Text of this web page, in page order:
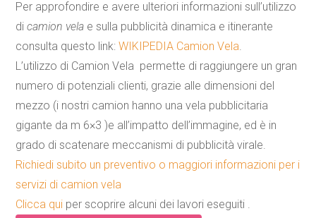
Per approfondire e avere ulteriori informazioni sull’utilizzo
di camion vela e sulla pubblicità dinamica e itinerante
consulta questo link: WIKIPEDIA Camion Vela.
L’utilizzo di Camion Vela permette di raggiungere un gran
numero di potenziali clienti, grazie alle dimensioni del
mezzo (i nostri camion hanno una vela pubblicitaria
gigante da m 6×3 )e all’impatto dell’immagine, ed è in
grado di scatenare meccanismi di pubblicità virale.
Richiedi subito un preventivo o maggiori informazioni per i
servizi di camion vela
Clicca qui per scoprire alcuni dei lavori eseguiti .